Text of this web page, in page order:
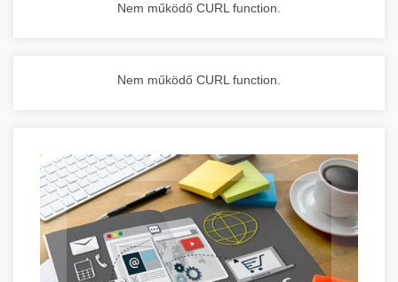
Nem működő CURL function.
Nem működő CURL function.